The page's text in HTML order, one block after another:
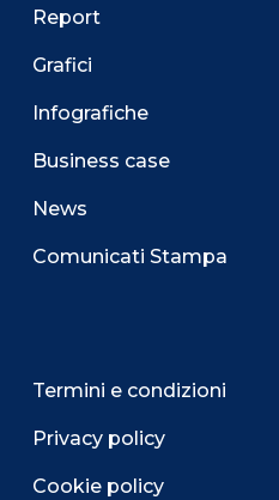
Report
Grafici
Infografiche
Business case
News
Comunicati Stampa
Termini e condizioni
Privacy policy
Cookie policy